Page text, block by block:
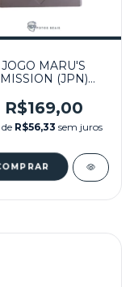
JOGO MARU'S
MISSION (JPN)
R$169,00
R$56,33 sem juros